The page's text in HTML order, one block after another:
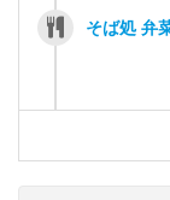
そば処 弁